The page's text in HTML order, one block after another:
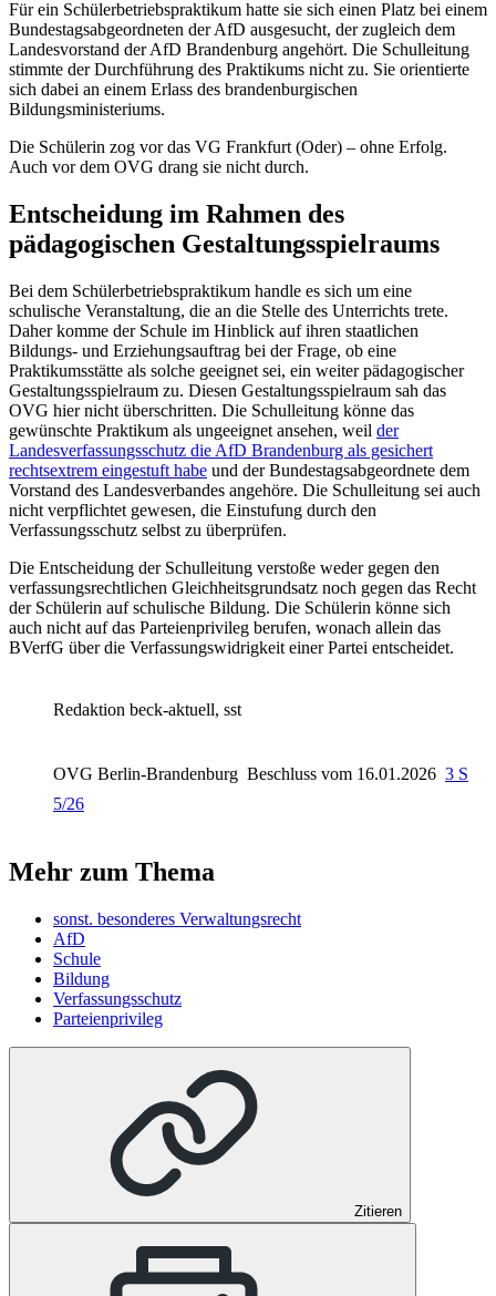
Für ein Schülerbetriebspraktikum hatte sie sich einen Platz bei einem
Bundestagsabgeordneten der AfD ausgesucht, der zugleich dem
Landesvorstand der AfD Brandenburg angehört. Die Schulleitung
stimmte der Durchführung des Praktikums nicht zu. Sie orientierte
sich dabei an einem Erlass des brandenburgischen
Bildungsministeriums.
Die Schülerin zog vor das VG Frankfurt (Oder) – ohne Erfolg.
Auch vor dem OVG drang sie nicht durch.
Entscheidung im Rahmen des
pädagogischen Gestaltungsspielraums
Bei dem Schülerbetriebspraktikum handle es sich um eine
schulische Veranstaltung, die an die Stelle des Unterrichts trete.
Daher komme der Schule im Hinblick auf ihren staatlichen
Bildungs- und Erziehungsauftrag bei der Frage, ob eine
Praktikumsstätte als solche geeignet sei, ein weiter pädagogischer
Gestaltungsspielraum zu. Diesen Gestaltungsspielraum sah das
OVG hier nicht überschritten. Die Schulleitung könne das
gewünschte Praktikum als ungeeignet ansehen, weil der
Landesverfassungsschutz die AfD Brandenburg als gesichert
rechtsextrem eingestuft habe und der Bundestagsabgeordnete dem
Vorstand des Landesverbandes angehöre. Die Schulleitung sei auch
nicht verpflichtet gewesen, die Einstufung durch den
Verfassungsschutz selbst zu überprüfen.
Die Entscheidung der Schulleitung verstoße weder gegen den
verfassungsrechtlichen Gleichheitsgrundsatz noch gegen das Recht
der Schülerin auf schulische Bildung. Die Schülerin könne sich
auch nicht auf das Parteienprivileg berufen, wonach allein das
BVerfG über die Verfassungswidrigkeit einer Partei entscheidet.
Redaktion beck-aktuell, sst
OVG Berlin-Brandenburg Beschluss vom 16.01.2026 3 S
5/26
Mehr zum Thema
sonst. besonderes Verwaltungsrecht
AfD
Schule
Bildung
Verfassungsschutz
Parteienprivileg
Zitieren